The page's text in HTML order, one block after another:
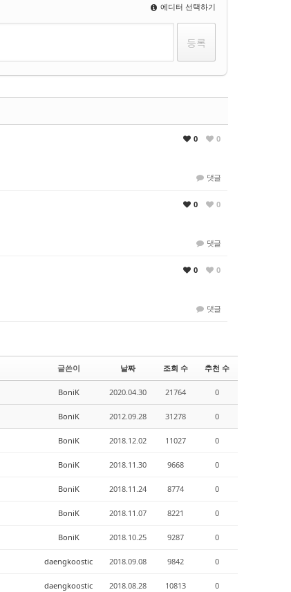
에디터 선택하기
댓글
0 0
댓글
0 0
댓글
0 0
글쓴이 날짜 조회 수 추천 수
BoniK 2020.04.30 21764 0
BoniK 2012.09.28 31278 0
BoniK 2018.12.02 11027 0
BoniK 2018.11.30 9668 0
BoniK 2018.11.24 8774 0
BoniK 2018.11.07 8221 0
BoniK 2018.10.25 9287 0
daengkoostic 2018.09.08 9842 0
daengkoostic 2018.08.28 10813 0